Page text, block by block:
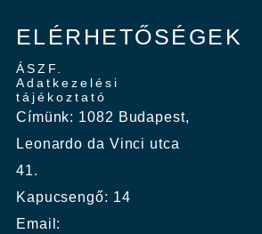
ELÉRHETŐSÉGEK
ÁSZF.
Adatkezelési
tájékoztató
Címünk: 1082 Budapest,
Leonardo da Vinci utca
41.
Kapucsengő: 14
Email: